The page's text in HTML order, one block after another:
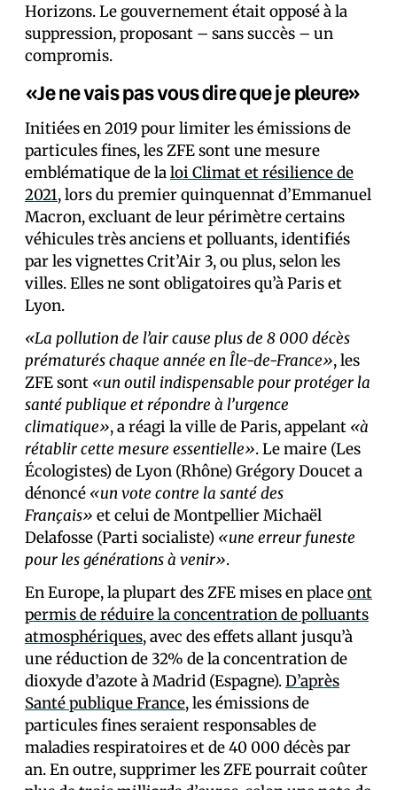
Horizons. Le gouvernement était opposé à la
suppression, proposant – sans succès – un
compromis.
«Je ne vais pas vous dire que je pleure»
Initiées en 2019 pour limiter les émissions de
particules fines, les ZFE sont une mesure
emblématique de laloi Climat et résilience de
2021, lors du premier quinquennat d’Emmanuel
Macron, excluant de leur périmètre certains
véhicules très anciens et polluants, identifiés
par les vignettes Crit’Air 3, ou plus, selon les
villes. Elles ne sont obligatoires qu’à Paris et
Lyon.
«La pollution de l’air cause plus de 8 000 décès
prématurés chaque année en Île-de-France», les
ZFE sont «un outil indispensable pour protéger la
santé publique et répondre à l’urgence
climatique», a réagi la ville de Paris, appelant «à
rétablir cette mesure essentielle». Le maire (Les
Écologistes) de Lyon (Rhône) Grégory Doucet a
dénoncé «un vote contre la santé des
Français» et celui de Montpellier Michaël
Delafosse (Parti socialiste) «une erreur funeste
pour les générations à venir».
En Europe, la plupart des ZFE mises en placeont
permis de réduire la concentration de polluants
atmosphériques, avec des effets allant jusqu’à
une réduction de 32% de la concentration de
dioxyde d’azote à Madrid (Espagne).D’après
Santé publique France, les émissions de
particules fines seraient responsables de
maladies respiratoires et de 40 000 décès par
an. En outre, supprimer les ZFE pourrait coûter